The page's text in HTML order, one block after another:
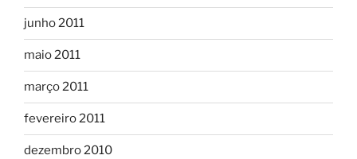
junho 2011
maio 2011
março 2011
fevereiro 2011
dezembro 2010